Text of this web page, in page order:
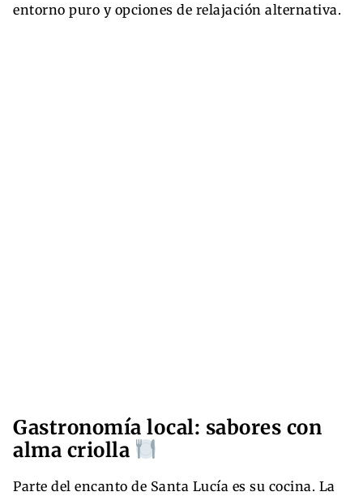
entorno puro y opciones de relajación alternativa.
Gastronomía local: sabores con
alma criolla
Parte del encanto de Santa Lucía es su cocina. La